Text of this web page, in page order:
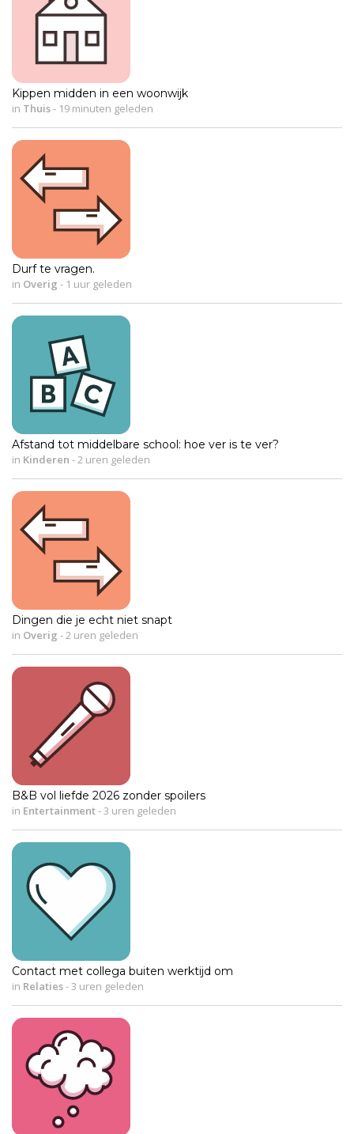
Kippen midden in een woonwijk
in Thuis- 19 minuten geleden
Durf te vragen.
in Overig - 1 uur geleden
Afstand tot middelbare school: hoe ver is te ver?
in Kinderen -2 uren geleden
Dingen die je echt niet snapt
in Overig -2 uren geleden
B&B vol liefde 2026 zonder spoilers
in Entertainment-3 uren geleden
Contact met collega buiten werktijd om
in Relaties-3 uren geleden